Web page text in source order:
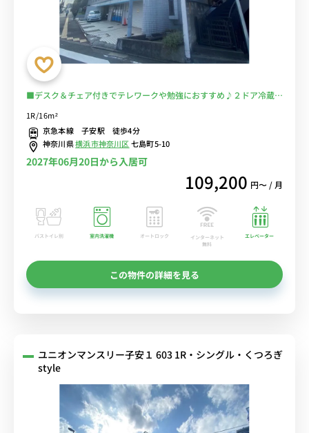
■デスク＆チェア付きでテレワークや勉強におすすめ♪２ドア冷蔵庫
なしでアクセス/24時まで営業のスーパー「まいばすけっと」あり/休
日は横浜でショッピングを満喫できるのも魅力的■選べるWi-Fi格安
レンタル中！
1R/16m²
京急本線 子安駅 徒歩4分
神奈川県横浜市神奈川区七島町5-10
2027年06月20日から入居可
109,200 円〜 / 月
バストイレ別 室内洗濯機 オートロック
インターネット
無料
エレベーター
この物件の詳細を見る
ユニオンマンスリー子安１ 603 1R・シングル・くつろぎ
style